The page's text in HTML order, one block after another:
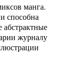
манга.
способна
абстрактные
журналу